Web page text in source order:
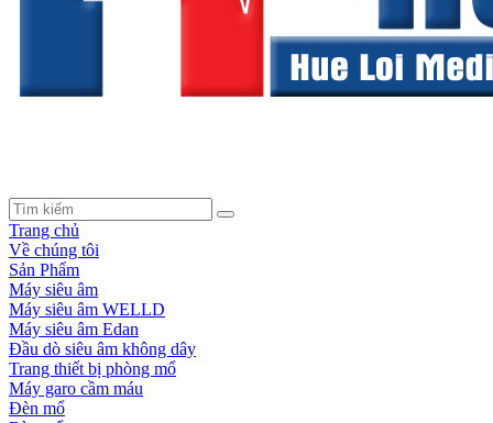
Trang chủ
Về chúng tôi
Sản Phẩm
Máy siêu âm
Máy siêu âm WELLD
Máy siêu âm Edan
Đầu dò siêu âm không dây
Trang thiết bị phòng mổ
Máy garo cầm máu
Đèn mổ